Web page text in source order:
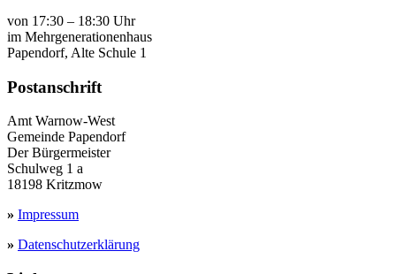
von 17:30 – 18:30 Uhr
im Mehrgenerationenhaus
Papendorf, Alte Schule 1
Postanschrift
Amt Warnow-West
Gemeinde Papendorf
Der Bürgermeister
Schulweg 1 a
18198 Kritzmow
» Impressum
» Datenschutzerklärung